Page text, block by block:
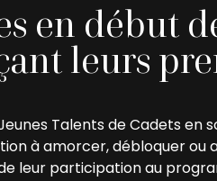
en début
leurs
Talents de Cadets en
à amorcer, débloquer ou
leur participation au